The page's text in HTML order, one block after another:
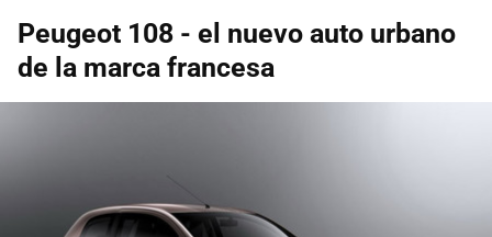
Peugeot 108 - el nuevo auto urbano
de la marca francesa